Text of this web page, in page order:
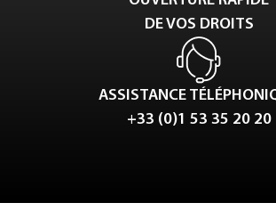
DE VOS DROITS
ASSISTANCE
+33 (0)1 53 35 20 20